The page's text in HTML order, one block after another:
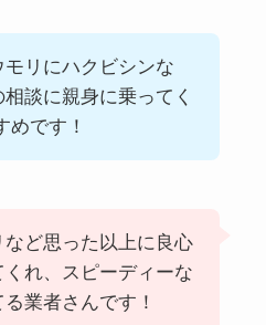
リにハクビシンな
談に親身に乗ってく
めです！
ど思った以上に良心
れ、スピーディーな
業者さんです！